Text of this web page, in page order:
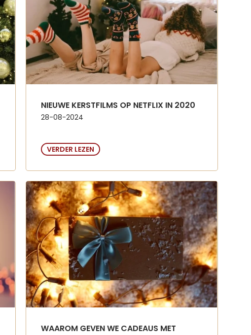
NIEUWE KERSTFILMS OP NETFLIX IN 2020
28-08-2024
VERDER LEZEN
WAAROM GEVEN WE CADEAUS MET